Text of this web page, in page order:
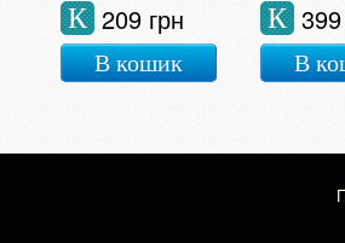
209 грн
К
В кошик
К
В